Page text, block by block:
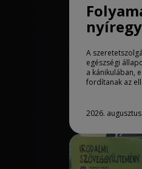
A
egészségi
a kánikulában,
fordítanak az
2026.